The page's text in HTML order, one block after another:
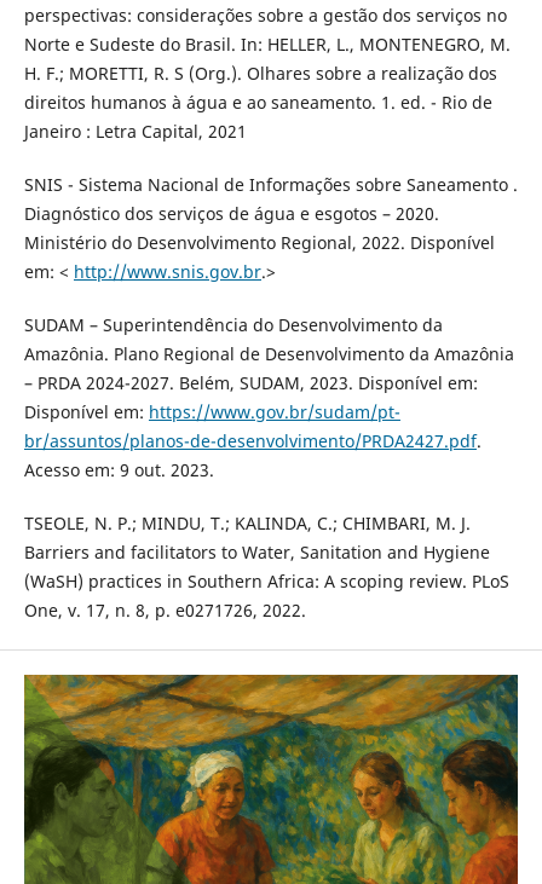
perspectivas: considerações sobre a gestão dos serviços no
Norte e Sudeste do Brasil. In: HELLER, L., MONTENEGRO, M.
H. F.; MORETTI, R. S (Org.). Olhares sobre a realização dos
direitos humanos à água e ao saneamento. 1. ed. - Rio de
Janeiro : Letra Capital, 2021
SNIS - Sistema Nacional de Informações sobre Saneamento .
Diagnóstico dos serviços de água e esgotos – 2020.
Ministério do Desenvolvimento Regional, 2022. Disponível
em: < http://www.snis.gov.br.>
SUDAM – Superintendência do Desenvolvimento da
Amazônia. Plano Regional de Desenvolvimento da Amazônia
– PRDA 2024-2027. Belém, SUDAM, 2023. Disponível em:
Disponível em: https://www.gov.br/sudam/pt-
br/assuntos/planos-de-desenvolvimento/PRDA2427.pdf.
Acesso em: 9 out. 2023.
TSEOLE, N. P.; MINDU, T.; KALINDA, C.; CHIMBARI, M. J.
Barriers and facilitators to Water, Sanitation and Hygiene
(WaSH) practices in Southern Africa: A scoping review. PLoS
One, v. 17, n. 8, p. e0271726, 2022.